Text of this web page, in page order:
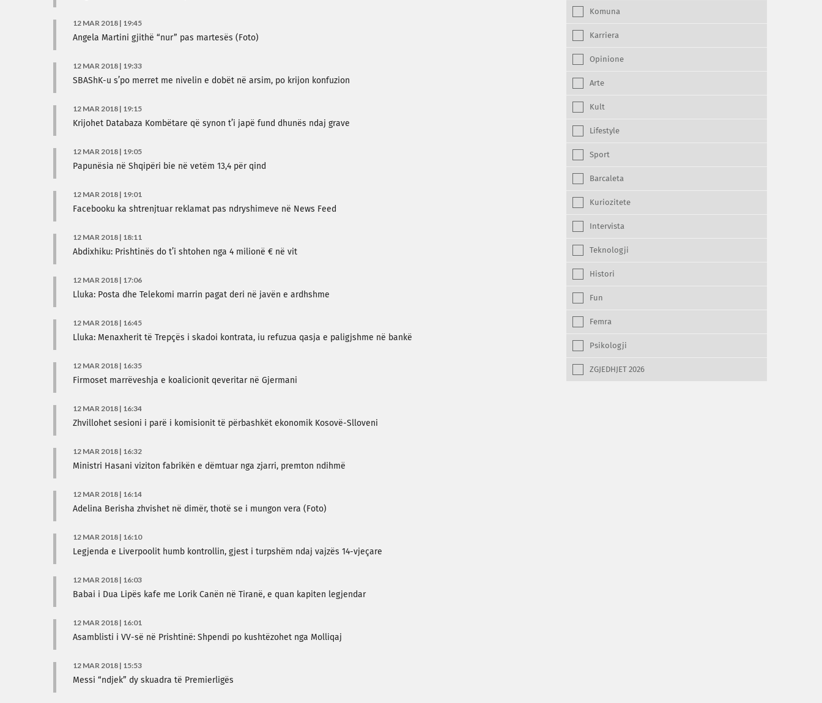
12 MAR 2018 | 19:45
Angela Martini gjithë “nur” pas martesës (Foto)
12 MAR 2018 | 19:33
SBAShK-u s’po merret me nivelin e dobët në arsim, po krijon konfuzion
12 MAR 2018 | 19:15
Krijohet Databaza Kombëtare që synon t’i japë fund dhunës ndaj grave
12 MAR 2018 | 19:05
Papunësia në Shqipëri bie në vetëm 13,4 për qind
12 MAR 2018 | 19:01
Facebooku ka shtrenjtuar reklamat pas ndryshimeve në News Feed
12 MAR 2018 | 18:11
Abdixhiku: Prishtinës do t’i shtohen nga 4 milionë € në vit
12 MAR 2018 | 17:06
Lluka: Posta dhe Telekomi marrin pagat deri në javën e ardhshme
12 MAR 2018 | 16:45
Lluka: Menaxherit të Trepçës i skadoi kontrata, iu refuzua qasja e paligjshme në bankë
12 MAR 2018 | 16:35
Firmoset marrëveshja e koalicionit qeveritar në Gjermani
12 MAR 2018 | 16:34
Zhvillohet sesioni i parë i komisionit të përbashkët ekonomik Kosovë-Slloveni
12 MAR 2018 | 16:32
Ministri Hasani viziton fabrikën e dëmtuar nga zjarri, premton ndihmë
12 MAR 2018 | 16:14
Adelina Berisha zhvishet në dimër, thotë se i mungon vera (Foto)
12 MAR 2018 | 16:10
Legjenda e Liverpoolit humb kontrollin, gjest i turpshëm ndaj vajzës 14-vjeçare
12 MAR 2018 | 16:03
Babai i Dua Lipës kafe me Lorik Canën në Tiranë, e quan kapiten legjendar
12 MAR 2018 | 16:01
Asamblisti i VV-së në Prishtinë: Shpendi po kushtëzohet nga Molliqaj
12 MAR 2018 | 15:53
Messi “ndjek” dy skuadra të Premierligës
Komuna
Karriera
Opinione
Arte
Kult
Lifestyle
Sport
Barcaleta
Kuriozitete
Intervista
Teknologji
Histori
Fun
Femra
Psikologji
ZGJEDHJET 2026